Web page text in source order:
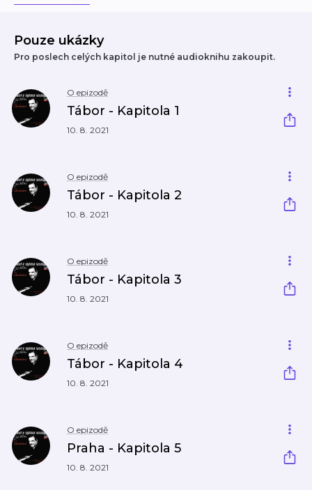
Pouze ukázky
Pro poslech celých kapitol je nutné audioknihu zakoupit.
O epizodě
Tábor - Kapitola 1
10. 8. 2021
O epizodě
Tábor - Kapitola 2
10. 8. 2021
O epizodě
Tábor - Kapitola 3
10. 8. 2021
O epizodě
Tábor - Kapitola 4
10. 8. 2021
O epizodě
Praha - Kapitola 5
10. 8. 2021